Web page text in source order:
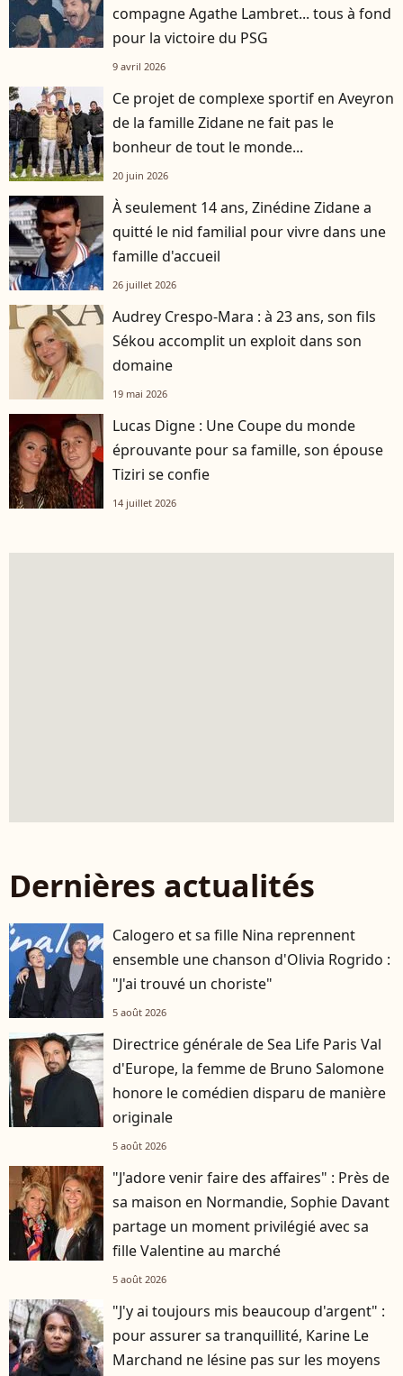
compagne Agathe Lambret... tous à fond
pour la victoire du PSG
9 avril 2026
Ce projet de complexe sportif en Aveyron
de la famille Zidane ne fait pas le
bonheur de tout le monde...
20 juin 2026
À seulement 14 ans, Zinédine Zidane a
quitté le nid familial pour vivre dans une
famille d'accueil
26 juillet 2026
Audrey Crespo-Mara : à 23 ans, son fils
Sékou accomplit un exploit dans son
domaine
19 mai 2026
Lucas Digne : Une Coupe du monde
éprouvante pour sa famille, son épouse
Tiziri se confie
14 juillet 2026
Dernières actualités
Calogero et sa fille Nina reprennent
ensemble une chanson d'Olivia Rogrido :
"J'ai trouvé un choriste"
5 août 2026
Directrice générale de Sea Life Paris Val
d'Europe, la femme de Bruno Salomone
honore le comédien disparu de manière
originale
5 août 2026
"J'adore venir faire des affaires" : Près de
sa maison en Normandie, Sophie Davant
partage un moment privilégié avec sa
fille Valentine au marché
5 août 2026
"J'y ai toujours mis beaucoup d'argent" :
pour assurer sa tranquillité, Karine Le
Marchand ne lésine pas sur les moyens